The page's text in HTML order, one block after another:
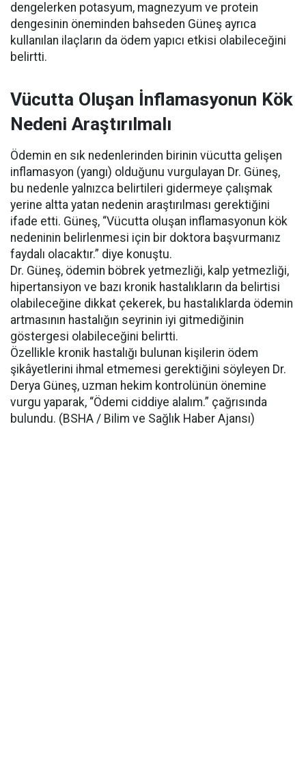
dengelerken potasyum, magnezyum ve protein
dengesinin öneminden bahseden Güneş ayrıca
kullanılan ilaçların da ödem yapıcı etkisi olabileceğini
belirtti.
Vücutta Oluşan İnflamasyonun Kök
Nedeni Araştırılmalı
Ödemin en sık nedenlerinden birinin vücutta gelişen
inflamasyon (yangı) olduğunu vurgulayan Dr. Güneş,
bu nedenle yalnızca belirtileri gidermeye çalışmak
yerine altta yatan nedenin araştırılması gerektiğini
ifade etti. Güneş, “Vücutta oluşan inflamasyonun kök
nedeninin belirlenmesi için bir doktora başvurmanız
faydalı olacaktır.” diye konuştu.
Dr. Güneş, ödemin böbrek yetmezliği, kalp yetmezliği,
hipertansiyon ve bazı kronik hastalıkların da belirtisi
olabileceğine dikkat çekerek, bu hastalıklarda ödemin
artmasının hastalığın seyrinin iyi gitmediğinin
göstergesi olabileceğini belirtti.
Özellikle kronik hastalığı bulunan kişilerin ödem
şikâyetlerini ihmal etmemesi gerektiğini söyleyen Dr.
Derya Güneş, uzman hekim kontrolünün önemine
vurgu yaparak, “Ödemi ciddiye alalım.” çağrısında
bulundu. (BSHA / Bilim ve Sağlık Haber Ajansı)